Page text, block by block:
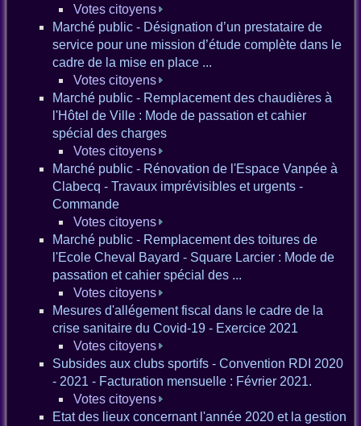
Votes citoyens
Marché public - Désignation d’un prestataire de
service pour une mission d’étude complète dans le
cadre de la mise en place ...
Votes citoyens
Marché public - Remplacement des chaudières à
l'Hôtel de Ville : Mode de passation et cahier
spécial des charges
Votes citoyens
Marché public - Rénovation de l'Espace Vanpée à
Clabecq - Travaux imprévisibles et urgents -
Commande
Votes citoyens
Marché public - Remplacement des toitures de
l'Ecole Cheval Bayard - Square Larcier : Mode de
passation et cahier spécial des ...
Votes citoyens
Mesures d'allégement fiscal dans le cadre de la
crise sanitaire du Covid-19 - Exercice 2021
Votes citoyens
Subsides aux clubs sportifs - Convention RDI 2020
- 2021 - Facturation mensuelle : Février 2021.
Votes citoyens
Etat des lieux concernant l'année 2020 et la gestion